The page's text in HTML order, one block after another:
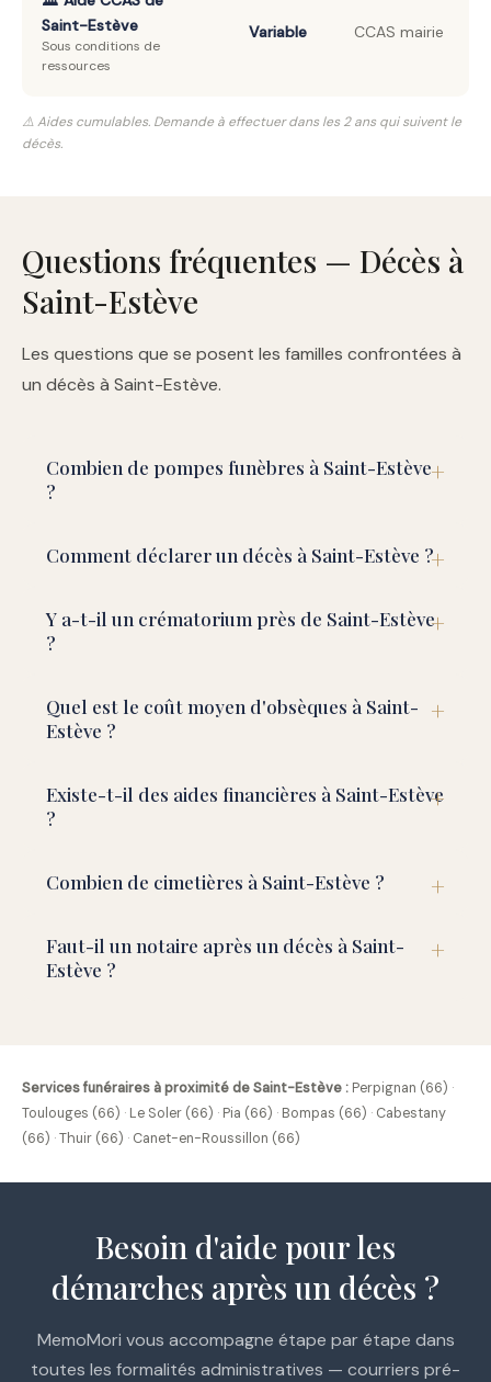
Saint-Estève
Sous conditions de
ressources
Variable CCAS mairie
⚠️ Aides cumulables. Demande à effectuer dans les 2 ans qui suivent le
décès.
Questions fréquentes — Décès à
Saint-Estève
Les questions que se posent les familles confrontées à
un décès à Saint-Estève.
Combien de pompes funèbres à Saint-Estève
?
Comment déclarer un décès à Saint-Estève ?
Y a-t-il un crématorium près de Saint-Estève
?
Quel est le coût moyen d'obsèques à Saint-
Estève ?
Existe-t-il des aides financières à Saint-Estève
?
Combien de cimetières à Saint-Estève ?
Faut-il un notaire après un décès à Saint-
Estève ?
Services funéraires à proximité de Saint-Estève : Perpignan (66) ·
Toulouges (66) · Le Soler (66) · Pia (66) · Bompas (66) · Cabestany
(66) ·Thuir (66) · Canet-en-Roussillon (66)
Besoin d'aide pour les
démarches après un décès ?
MemoMori vous accompagne étape par étape dans
toutes les formalités administratives — courriers pré-